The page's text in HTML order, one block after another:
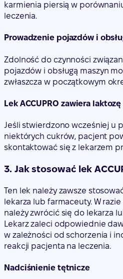
karmienia piersią w
leczenia.
Prowadzenie pojazdów i
Zdolność do czynności
pojazdów i obsługą maszyn
zwłaszcza w początkowym
Lek ACCUPRO zawiera laktozę
Jeśli stwierdzono wcześniej u
niektórych cukrów, pacjent
skontaktować się z lekarzem
3. Jak stosować lek
Ten lek należy zawsze
lekarza lub farmaceuty. W
należy zwrócić się do lekarza
Lekarz zaleci odpowiednie
w zależności od schorzenia i
reakcji pacjenta na leczenia.
Nadciśnienie tętnicze